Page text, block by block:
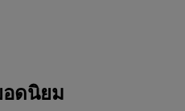
อดนิยม